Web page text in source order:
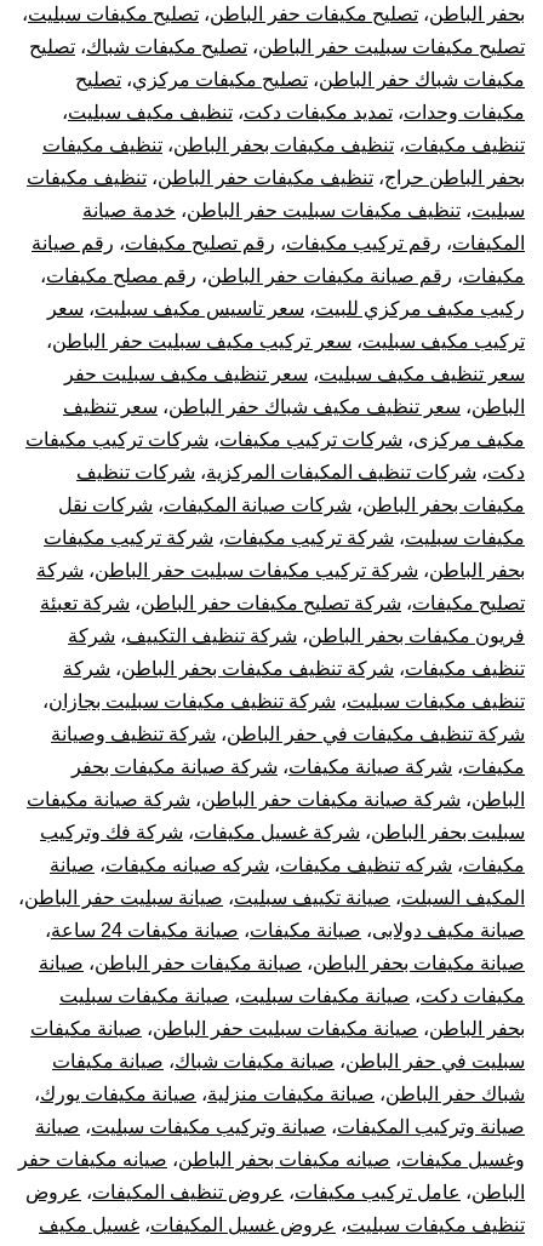
بحفر الباطن، تصليح مكيفات حفر الباطن، تصليح مكيفات سبليت،
تصليح مكيفات سبليت حفر الباطن، تصليح مكيفات شباك، تصليح
مكيفات شباك حفر الباطن، تصليح مكيفات مركزي، تصليح
مكيفات وحدات، تمديد مكيفات دكت، تنظيف مكيف سبليت،
تنظيف مكيفات، تنظيف مكيفات بحفر الباطن، تنظيف مكيفات
بحفر الباطن حراج، تنظيف مكيفات حفر الباطن، تنظيف مكيفات
سبليت، تنظيف مكيفات سبليت حفر الباطن، خدمة صيانة
المكيفات، رقم تركيب مكيفات، رقم تصليح مكيفات، رقم صيانة
مكيفات، رقم صيانة مكيفات حفر الباطن، رقم مصلح مكيفات،
ركيب مكيف مركزي للبيت، سعر تاسيس مكيف سبليت، سعر
تركيب مكيف سبليت، سعر تركيب مكيف سبليت حفر الباطن،
سعر تنظيف مكيف سبليت، سعر تنظيف مكيف سبليت حفر
الباطن، سعر تنظيف مكيف شباك حفر الباطن، سعر تنظيف
مكيف مركزى، شركات تركيب مكيفات، شركات تركيب مكيفات
دكت، شركات تنظيف المكيفات المركزية، شركات تنظيف
مكيفات بحفر الباطن، شركات صيانة المكيفات، شركات نقل
مكيفات سبليت، شركة تركيب مكيفات، شركة تركيب مكيفات
بحفر الباطن، شركة تركيب مكيفات سبليت حفر الباطن، شركة
تصليح مكيفات، شركة تصليح مكيفات حفر الباطن، شركة تعبئة
فريون مكيفات بحفر الباطن، شركة تنظيف التكييف، شركة
تنظيف مكيفات، شركة تنظيف مكيفات بحفر الباطن، شركة
تنظيف مكيفات سبليت، شركة تنظيف مكيفات سبليت بجازان،
شركة تنظيف مكيفات في حفر الباطن، شركة تنظيف وصيانة
مكيفات، شركة صيانة مكيفات، شركة صيانة مكيفات بحفر
الباطن، شركة صيانة مكيفات حفر الباطن، شركة صيانة مكيفات
سبليت بحفر الباطن، شركة غسيل مكيفات، شركة فك وتركيب
مكيفات، شركه تنظيف مكيفات، شركه صيانه مكيفات، صيانة
المكيف السبلت، صيانة تكييف سبليت، صيانة سبليت حفر الباطن،
صيانة مكيف دولابى، صيانة مكيفات، صيانة مكيفات 24 ساعة
،
صيانة مكيفات بحفر الباطن، صيانة مكيفات حفر الباطن، صيانة
مكيفات دكت، صيانة مكيفات سبليت، صيانة مكيفات سبليت
بحفر الباطن، صيانة مكيفات سبليت حفر الباطن، صيانة مكيفات
سبليت في حفر الباطن، صيانة مكيفات شباك، صيانة مكيفات
شباك حفر الباطن، صيانة مكيفات منزلية، صيانة مكيفات يورك،
صيانة وتركيب المكيفات، صيانة وتركيب مكيفات سبليت، صيانة
وغسيل مكيفات، صيانه مكيفات بحفر الباطن، صيانه مكيفات حفر
الباطن، عامل تركيب مكيفات، عروض تنظيف المكيفات، عروض
تنظيف مكيفات سبليت، عروض غسيل المكيفات، غسيل مكيف